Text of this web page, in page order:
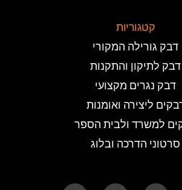
קטגוריות
דבק גורילה המקורי
דבק לתיקון והתקנות
דבק נגרים מקצועי
ליצירה ואומנות
למשרד ולבית הספר
סרטוני הדרכה ובלוג